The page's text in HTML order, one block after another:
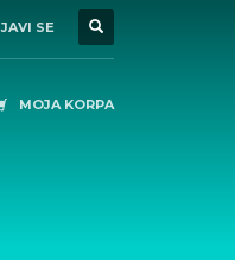
SE
MOJA KORPA